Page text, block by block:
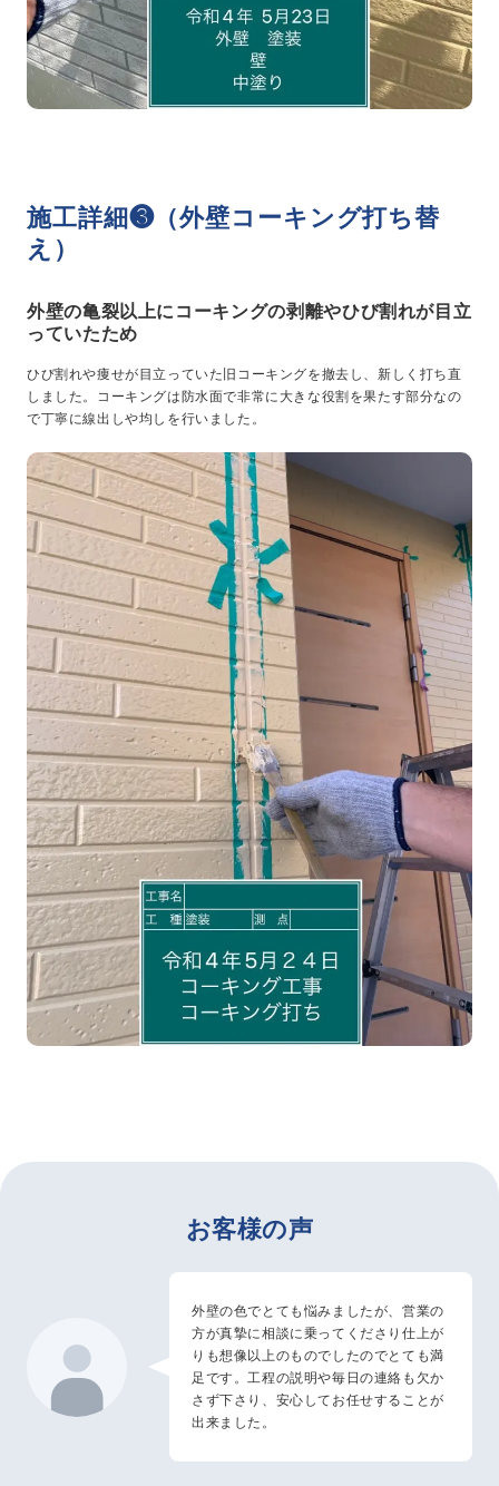
施工詳細❸（外壁コーキング打ち替
え）
外壁の亀裂以上にコーキングの剥離やひび割れが目立
っていたため
ひび割れや痩せが目立っていた旧コーキングを撤去し、新しく打ち直
しました。コーキングは防水面で非常に大きな役割を果たす部分なの
で丁寧に線出しや均しを行いました。
お客様の声
外壁の色でとても悩みましたが、営業の
方が真摯に相談に乗ってくださり仕上が
りも想像以上のものでしたのでとても満
足です。工程の説明や毎日の連絡も欠か
さず下さり、安心してお任せすることが
出来ました。